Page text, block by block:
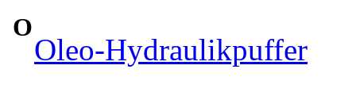
O
Oleo-Hydraulikpuffer